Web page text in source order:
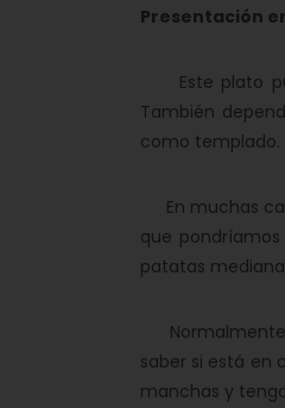
Presentación
Este plato
También
como templado.
En muchas
que
patatas
Normalmente
saber si está en
manchas y